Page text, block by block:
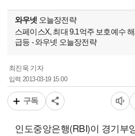
와우넷 오늘장전략
스페이스X, 최대 9.1억주 보호예수
급등 - 와우넷 오늘장전략
최진욱 기자
입력2013-03-19 15:00
구독
인도중앙은행(RBI)이 경기부